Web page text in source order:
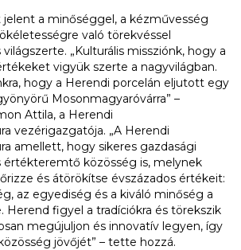
a minőséggel, a kézművesség
való törekvéssel
„Kulturális missziónk, hogy a
vigyük szerte a nagyvilágban.
hogy a Herendi porcelán eljutott egy
Mosonmagyaróvárra” –
Attila, a Herendi
vezérigazgatója. „A Herendi
amellett, hogy sikeres gazdasági
értékteremtő közösség is, melynek
és átörökítse évszázados értékeit:
az egyediség és a kiváló minőség a
Herend figyel a tradíciókra és törekszik
megújuljon és innovatív legyen, így
jövőjét” – tette hozzá.